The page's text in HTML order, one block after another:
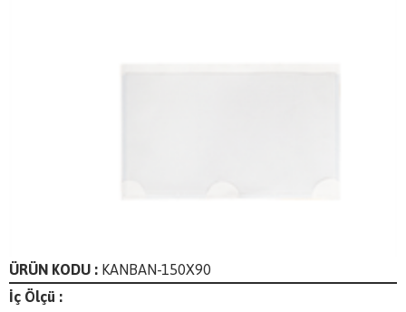
ÜRÜN KODU : KANBAN-150X90
İç Ölçü :